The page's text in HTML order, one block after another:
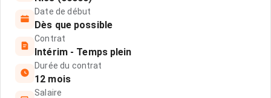
Date de début
Dès que possible
Contrat
Intérim - Temps plein
Durée du contrat
12 mois
Salaire